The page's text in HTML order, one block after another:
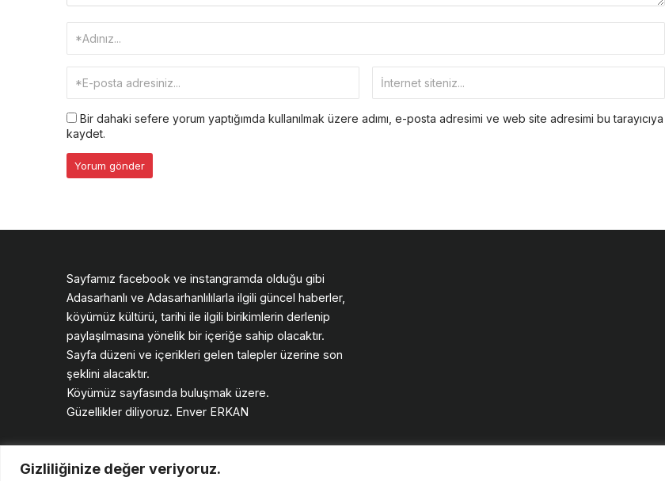
Gizliliğinize değer veriyoruz.
Bir dahaki sefere yorum yaptığımda kullanılmak üzere adımı, e-posta adresimi ve web site adresimi bu tarayıcıya
kaydet.
Sayfamız facebook ve instangramda olduğu gibi
Adasarhanlı ve Adasarhanlılılarla ilgili güncel haberler,
köyümüz kültürü, tarihi ile ilgili birikimlerin derlenip
paylaşılmasına yönelik bir içeriğe sahip olacaktır.
Sayfa düzeni ve içerikleri gelen talepler üzerine son
şeklini alacaktır.
Köyümüz sayfasında buluşmak üzere.
Güzellikler diliyoruz. Enver ERKAN